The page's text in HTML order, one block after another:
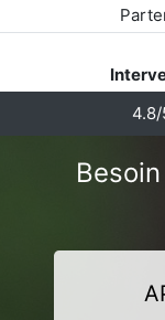
4.8/